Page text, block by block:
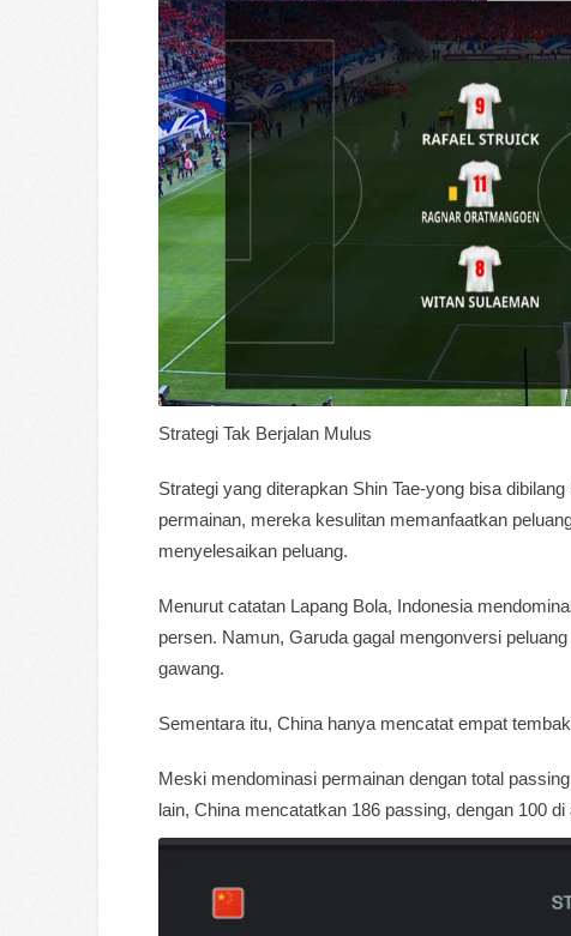
Strategi Tak Berjalan Mulus
Strategi yang diterapkan Shin Tae-yong bisa
permainan, mereka kesulitan memanfaatkan
menyelesaikan peluang.
Menurut catatan Lapang Bola, Indonesia
persen. Namun, Garuda gagal mengonversi
gawang.
Sementara itu, China hanya mencatat empat
Meski mendominasi permainan dengan total
lain, China mencatatkan 186 passing, dengan 100